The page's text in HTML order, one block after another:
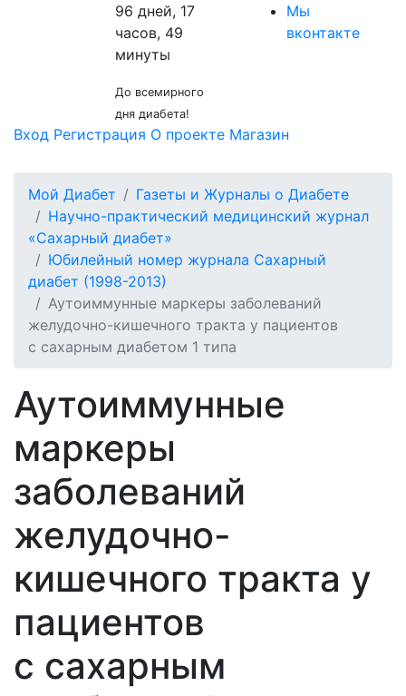
96 дней, 17
часов, 49
минуты
До всемирного
дня диабета!
Мы
вконтакте
Вход Регистрация О проекте Магазин
Мой Диабет
Газеты и Журналы о Диабете
Научно-практический медицинский журнал
«Сахарный диабет»
Юбилейный номер журнала Сахарный
диабет (1998-2013)
Аутоиммунные маркеры заболеваний
желудочно-кишечного тракта у пациентов
с сахарным диабетом 1 типа
Аутоиммунные
маркеры
заболеваний
желудочно-
кишечного тракта у
пациентов
с сахарным